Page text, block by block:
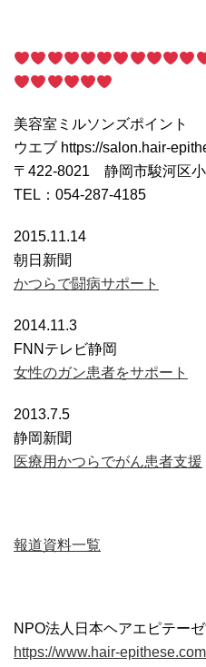
美容室ミルソンズポイント
ウエブ https://salon.hair-
〒422-8021 静岡市駿河区
TEL：054-287-4185
2015.11.14
朝日新聞
かつらで闘病サポート
2014.11.3
FNNテレビ静岡
女性のガン患者をサポート
2013.7.5
静岡新聞
医療用かつらでがん患者支援
報道資料一覧
NPO法人日本ヘアエピテー
https://www.hair-